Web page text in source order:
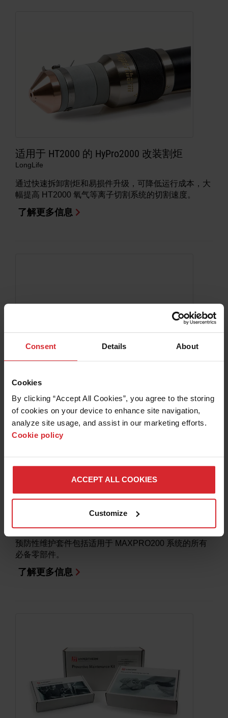
Consent Details About
Cookies
By clicking “Accept All Cookies”, you agree to the storing
of cookies on your device to enhance site navigation,
analyze site usage, and assist in our marketing efforts.
Cookie policy
ACCEPT ALL COOKIES
Customize
适用于 HT2000 的 HyPro2000 改装割炬
LongLife
通过快速拆卸割炬和易损件升级，可降低运行成本，大
幅提高 HT2000 氧气等离子切割系统的切割速度。
了解更多信息
适用于 MAX200 的 HyPro2000 改装割炬
LongLife
通过易于对中的快速拆卸割炬和易损件升级，可降低运
行成本，大幅提高 MAX200 氧气等离子切割系统的切
了解更多信息
MAXPRO200 预防性维护套件
预防性维护套件包括适用于 MAXPRO200 系统的所有
必备零部件。
了解更多信息